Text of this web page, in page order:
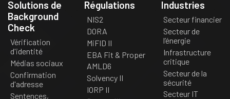
Solutions de
Background
Check
Vérification
d'identité
Médias sociaux
Confirmation
d'adresse
Sentences,
Régulations
NIS2
DORA
MiFID II
EBA Fit & Proper
AMLD6
Solvency II
IORP II
Industries
Secteur financier
Secteur de
l’énergie
Infrastructure
critique
Secteur de la
sécurité
Secteur IT